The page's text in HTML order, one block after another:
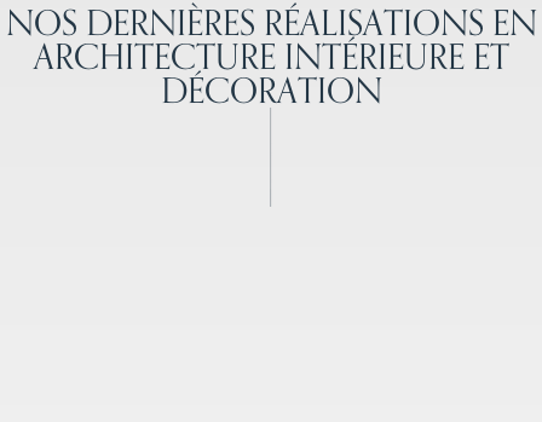
NOS DERNIÈRES RÉALISATIONS EN
ARCHITECTURE INTÉRIEURE ET
DÉCORATION